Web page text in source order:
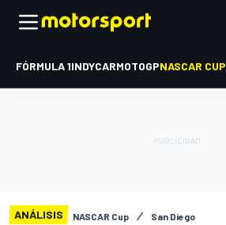
FÓRMULA 1INDYCARMOTOGPNASCAR CUP
ANÁLISIS NASCAR Cup San Diego